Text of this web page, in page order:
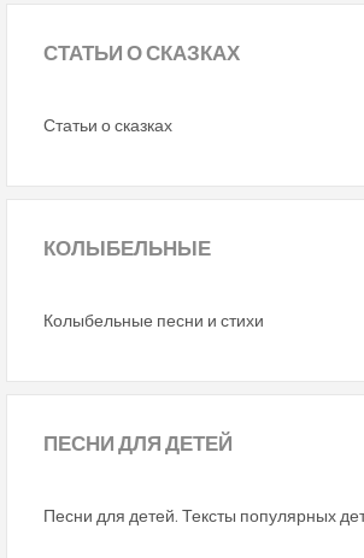
СТАТЬИО СКАЗКАХ
Статьи о сказках
КОЛЫБЕЛЬНЫЕ
Колыбельные песни и стихи
ПЕСНИДЛЯ ДЕТЕЙ
Песни для детей. Тексты популярных